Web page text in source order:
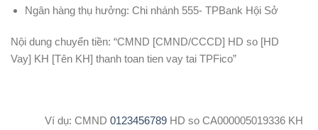
Ngân hàng thụ hưởng: Chi nhánh 555- TPBank Hội Sở
Nội dung chuyển tiền: “CMND [CMND/CCCD] HD so [HD
Vay] KH [Tên KH] thanh toan tien vay tai TPFico”
Ví dụ: CMND 0123456789 HD so CA000005019336 KH